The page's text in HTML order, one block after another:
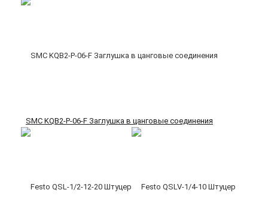
SMC KQB2-P-06-F Заглушка в цанговые соединения